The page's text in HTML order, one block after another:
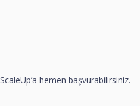
hemen başvurabilirsiniz.